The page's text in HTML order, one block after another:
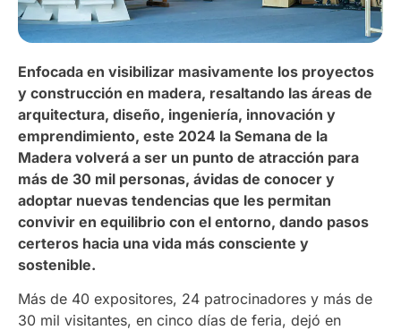
Enfocada en visibilizar masivamente los proyectos
y construcción en madera, resaltando las áreas de
arquitectura, diseño, ingeniería, innovación y
emprendimiento, este 2024 la Semana de la
Madera volverá a ser un punto de atracción para
más de 30 mil personas, ávidas de conocer y
adoptar nuevas tendencias que les permitan
convivir en equilibrio con el entorno, dando pasos
certeros hacia una vida más consciente y
sostenible.
Más de 40 expositores, 24 patrocinadores y más de
30 mil visitantes, en cinco días de feria, dejó en